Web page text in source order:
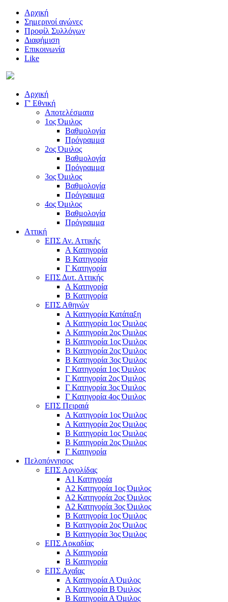
Αρχική
Σημερινοί αγώνες
Προφίλ Συλλόγων
Διαφήμιση
Επικοινωνία
Like
Αρχική
Γ' Εθνική
Αποτελέσματα
1ος Όμιλος
Βαθμολογία
Πρόγραμμα
2ος Όμιλος
Βαθμολογία
Πρόγραμμα
3ος Όμιλος
Βαθμολογία
Πρόγραμμα
4ος Όμιλος
Βαθμολογία
Πρόγραμμα
Αττική
ΕΠΣ Αν. Αττικής
Α Κατηγορία
Β Κατηγορία
Γ Κατηγορία
ΕΠΣ Δυτ. Αττικής
Α Κατηγορία
Β Κατηγορία
ΕΠΣ Αθηνών
Α Κατηγορία Κατάταξη
Α Κατηγορία 1ος Όμιλος
Α Κατηγορία 2ος Όμιλος
Β Κατηγορία 1ος Όμιλος
Β Κατηγορία 2ος Όμιλος
Β Κατηγορία 3ος Όμιλος
Γ Κατηγορία 1ος Όμιλος
Γ Κατηγορία 2ος Όμιλος
Γ Κατηγορία 3ος Όμιλος
Γ Κατηγορία 4ος Όμιλος
ΕΠΣ Πειραιά
Α Κατηγορία 1ος Όμιλος
Α Κατηγορία 2ος Όμιλος
Β Κατηγορία 1ος Όμιλος
Β Κατηγορία 2ος Όμιλος
Γ Κατηγορία
Πελοπόννησος
ΕΠΣ Αργολίδας
Α1 Κατηγορία
Α2 Κατηγορία 1ος Όμιλος
Α2 Κατηγορία 2ος Όμιλος
Α2 Κατηγορία 3ος Όμιλος
Β Κατηγορία 1ος Όμιλος
Β Κατηγορία 2ος Όμιλος
Β Κατηγορία 3ος Όμιλος
ΕΠΣ Αρκαδίας
Α Κατηγορία
Β Κατηγορία
ΕΠΣ Αχαΐας
Α Κατηγορία Α Όμιλος
Α Κατηγορία Β Όμιλος
Β Κατηγορία Α Όμιλος